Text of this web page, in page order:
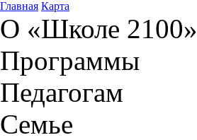
Главная Карта
О «Школе 2100»
Программы
Педагогам
Семье